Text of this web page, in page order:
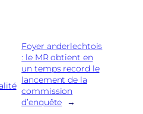
Foyer anderlechtois
: le MR obtient en
un temps record le
lancement de la
commission
d’enquête
→